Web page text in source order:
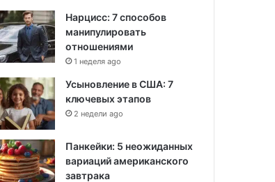
Нарцисс: 7 способов
манипулировать
отношениями
1 неделя ago
Усыновление в США: 7
ключевых этапов
2 недели ago
Панкейки: 5 неожиданных
вариаций американского
завтрака